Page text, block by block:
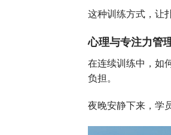
这种训练方式，让
心理与专注力管
在连续训练中，如
负担。
夜晚安静下来，学